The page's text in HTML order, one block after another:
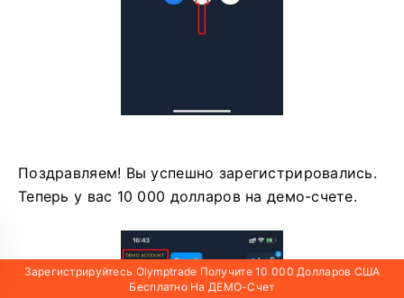
Поздравляем! Вы успешно зарегистрировались.
Теперь у вас 10 000 долларов на демо-счете.
Зарегистрируйтесь Olymptrade Получите 10 000 Долларов США
Бесплатно На ДЕМО-Счет